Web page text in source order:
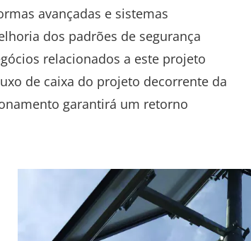
avançadas e sistemas
dos padrões de segurança
relacionados a este projeto
de caixa do projeto decorrente da
garantirá um retorno